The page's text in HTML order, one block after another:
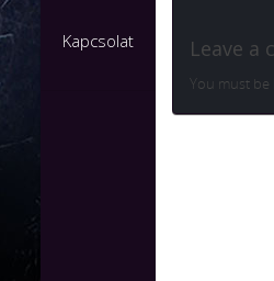
Kapcsolat Leave a
You must be